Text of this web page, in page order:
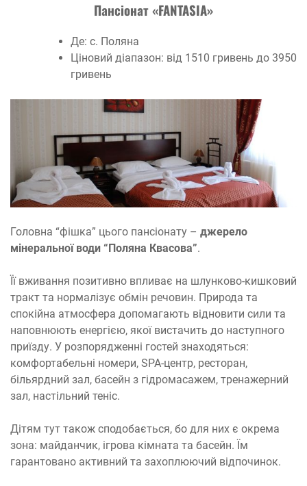
Пансіонат «FANTASIA»
Де: с. Поляна
Ціновий діапазон: від 1510 гривень до 3950
гривень
Головна “фішка” цього пансіонату – джерело
мінеральної води “Поляна Квасова”.
Її вживання позитивно впливає на шлунково-кишковий
тракт та нормалізує обмін речовин. Природа та
спокійна атмосфера допомагають відновити сили та
наповнюють енергією, якої вистачить до наступного
приїзду. У розпорядженні гостей знаходяться:
комфортабельні номери, SPA-центр, ресторан,
більярдний зал, басейн з гідромасажем, тренажерний
зал, настільний теніс.
Дітям тут також сподобається, бо для них є окрема
зона: майданчик, ігрова кімната та басейн. Їм
гарантовано активний та захоплюючий відпочинок.